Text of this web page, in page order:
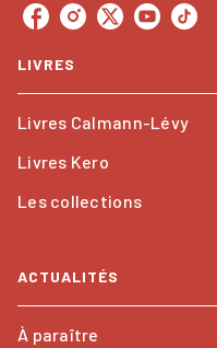
LIVRES
Livres Calmann-Lévy
Livres Kero
Les collections
ACTUALITÉS
À paraître